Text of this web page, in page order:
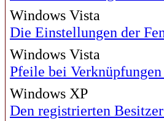
Windows Vista
Die Einstellungen der
Windows Vista
Pfeile bei
Windows XP
Den registrierten